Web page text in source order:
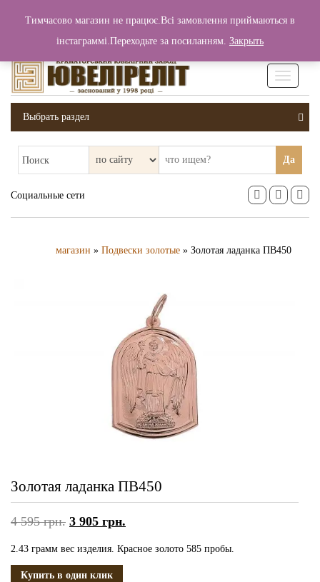
Вход / Регистрация 0 грн.
Выбрать раздел
Поиск Да
Социальные сети
магазин » Подвески золотые » Золотая ладанка ПВ450
Золотая ладанка ПВ450
4 595грн. 3 905 грн.
2.43 грамм вес изделия. Красное золото 585 пробы.
Купить в один клик
Тимчасово магазин не працює.Всі замовлення приймаються в
інстаграммі.Переходьте за посиланням. Закрыть